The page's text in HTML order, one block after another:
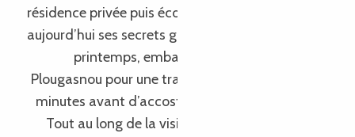
résidence privée puis école de voile, ce fort dévoile
aujourd’hui ses secrets grâce aux croisières ! Dès le
printemps, embarquez depuis Carantec ou
Plougasnou pour une traversée d’une vingtaine de
minutes avant d’accoster au pied du monument.
Tout au long de la visite, des guides passionnés